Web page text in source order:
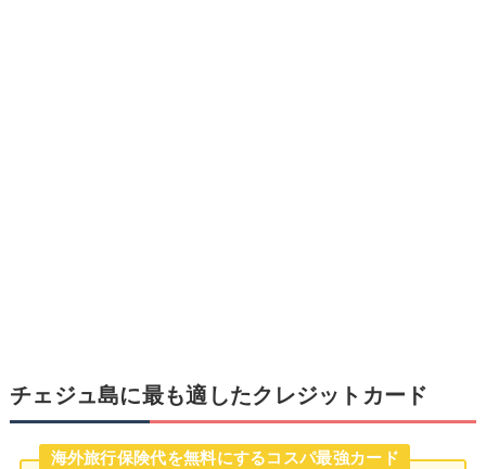
チェジュ島に最も適したクレジットカード
海外旅行保険代を無料にするコスパ最強カード